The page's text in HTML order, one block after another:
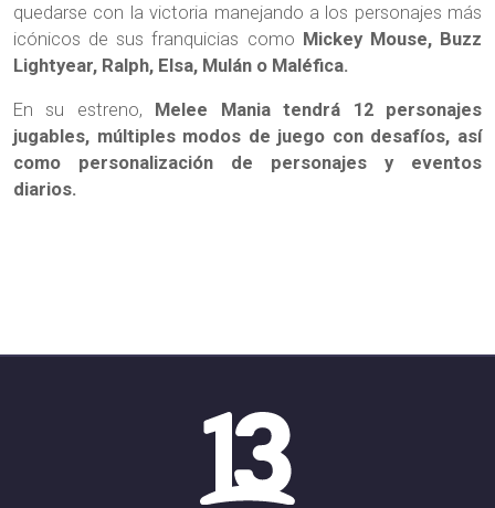
quedarse con la victoria manejando a los personajes más
icónicos de sus franquicias como Mickey Mouse, Buzz
Lightyear, Ralph, Elsa, Mulán o Maléfica.
En su estreno,
Melee Mania tendrá 12 personajes
jugables, múltiples modos de juego con desafíos, así
como personalización de personajes y eventos
diarios.